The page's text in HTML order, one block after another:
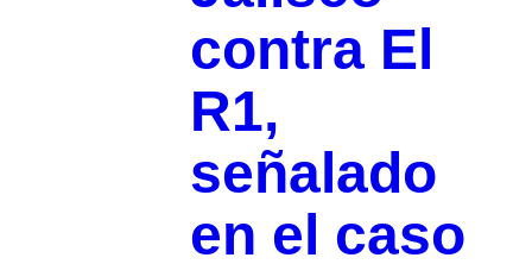
contra El
R1,
señalado
en el caso